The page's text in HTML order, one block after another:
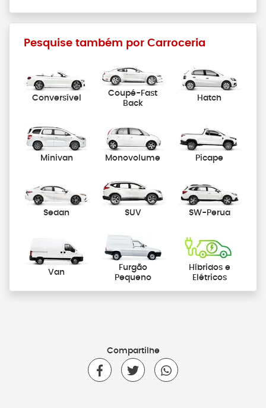
Pesquise também por Carroceria
Conversível
Coupé-Fast
Back
Hatch
Minivan Monovolume Picape
Sedan SUV SW-Perua
Van
Furgão
Pequeno
Híbridos e
Elétricos
Compartilhe